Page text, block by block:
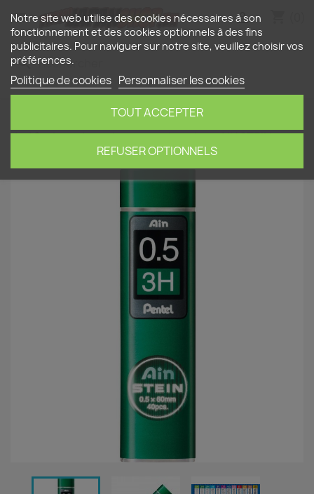
 
search
de 40 mines de rechange porte-mines AIN STEIN
XC275-3H de Pentel
Notre site web utilise des cookies nécessaires à son
fonctionnement et des cookies optionnels à des fins
publicitaires. Pour naviguer sur notre site, veuillez choisir vos
préférences.
Politique de cookies Personnaliser les cookies
REFUSER OPTIONNELS
TOUT ACCEPTER